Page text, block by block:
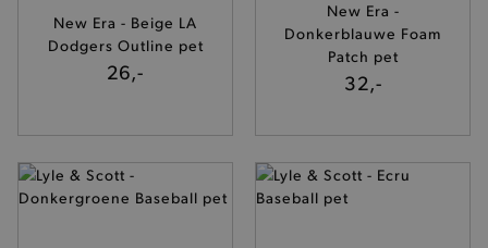
New Era - Beige LA
Dodgers Outline pet
26,-
New Era -
Donkerblauwe Foam
Patch pet
32,-